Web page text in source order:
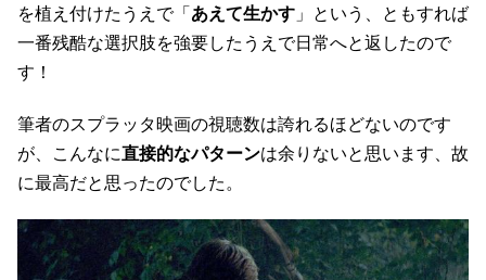
を植え付けたうえで「 あえて生かす 」という、ともすれば
一番残酷な選択肢を強要したうえで日常へと返したので
す！
筆者のスプラッタ映画の視聴数は誇れるほどないのです
が、こんなに直接的なパターンは余りないと思います、故
に最高だと思ったのでした。